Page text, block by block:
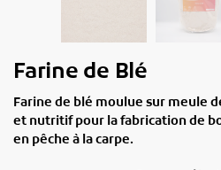
Farine de Blé
Farine de blé moulue sur meule
et nutritif pour la fabrication de
en pêche à la carpe.